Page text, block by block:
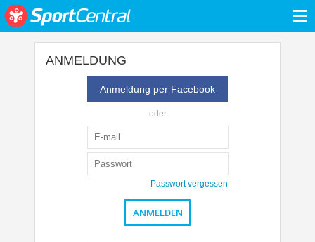
≡
ANMELDUNG
Anmeldung per Facebook
oder
Passwort vergessen